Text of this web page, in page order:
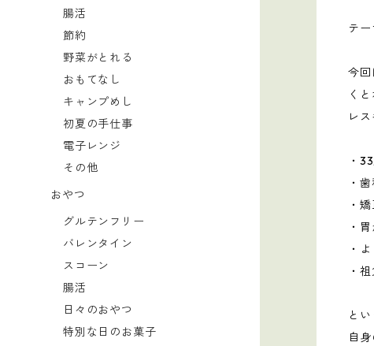
テ
今回
く
レ
・
・
・
・
・
・
と
自
腸活
節約
野菜がとれる
おもてなし
キャンプめし
初夏の手仕事
電子レンジ
その他
おやつ
グルテンフリー
バレンタイン
スコーン
腸活
日々のおやつ
特別な日のお菓子